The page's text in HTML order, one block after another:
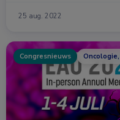
25 aug. 2022
Congresnieuws